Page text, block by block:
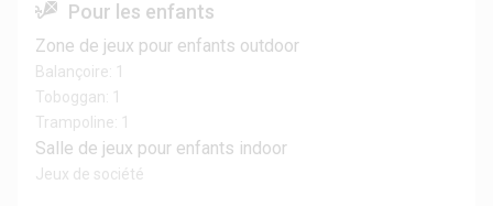
Pour les enfants
Zone de jeux pour enfants outdoor
Balançoire: 1
Toboggan: 1
Trampoline: 1
Salle de jeux pour enfants indoor
Jeux de société